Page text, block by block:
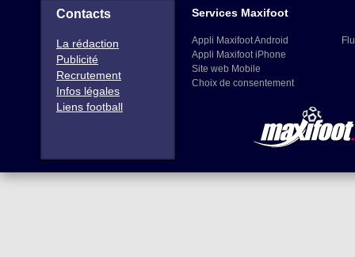
Contacts
La rédaction
Publicité
Recrutement
Infos légales
Liens football
Services Maxifoot
Appli Maxifoot Android
Appli Maxifoot iPhone
Site web Mobile
Choix de consentement